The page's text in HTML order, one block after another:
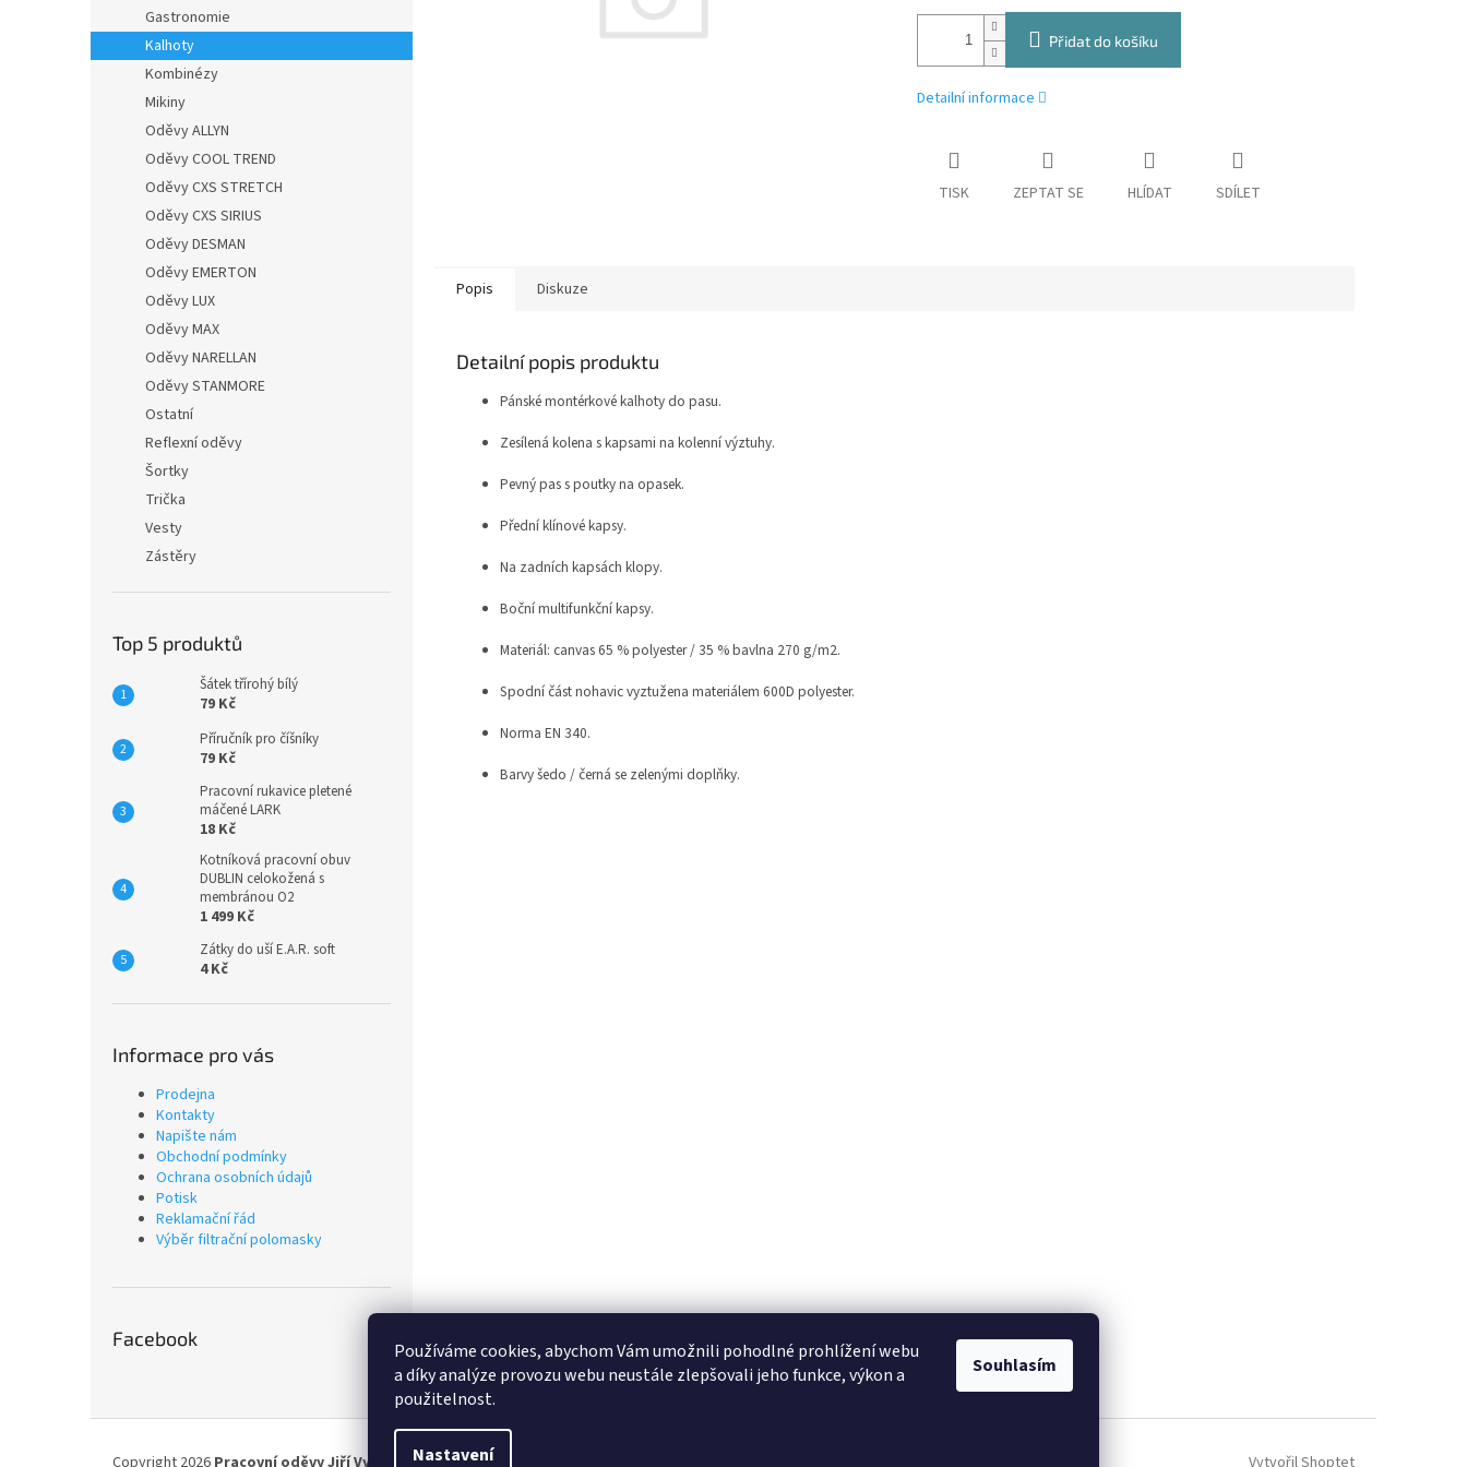
Používáme cookies, abychom Vám umožnili pohodlné prohlížení webu
a díky analýze provozu webu neustále zlepšovali jeho funkce, výkon a
použitelnost.
Nastavení
Souhlasím
e
l
Gastronomie
Kalhoty
Kombinézy
Mikiny
Oděvy ALLYN
Oděvy COOL TREND
Oděvy CXS STRETCH
Oděvy CXS SIRIUS
Oděvy DESMAN
Oděvy EMERTON
Oděvy LUX
Oděvy MAX
Oděvy NARELLAN
Oděvy STANMORE
Ostatní
Reflexní oděvy
Šortky
Trička
Vesty
Zástěry
Top 5 produktů
Šátek třírohý bílý
79 Kč
Příručník pro číšníky
79 Kč
Pracovní rukavice pletené
máčené LARK
18 Kč
Kotníková pracovní obuv
DUBLIN celokožená s
membránou O2
1 499 Kč
Zátky do uší E.A.R. soft
4 Kč
Informace pro vás
Prodejna
Kontakty
Napište nám
Obchodní podmínky
Ochrana osobních údajů
Potisk
Reklamační řád
Výběr filtrační polomasky
Facebook
Přidat do košíku
Detailní informace
TISK ZEPTAT SE HLÍDAT SDÍLET
Popis Diskuze
Detailní popis produktu
Pánské montérkové kalhoty do pasu.
Zesílená kolena s kapsami na kolenní výztuhy.
Pevný pas s poutky na opasek.
Přední klínové kapsy.
Na zadních kapsách klopy.
Boční multifunkční kapsy.
Materiál: canvas 65 % polyester / 35 % bavlna 270 g/m2.
Spodní část nohavic vyztužena materiálem 600D polyester.
Norma EN 340.
Barvy šedo / černá se zelenými doplňky.
Vytvořil Shoptet
Copyright 2026 Pracovní oděvy Jiří Vyskočil . Všechna práva vyhrazena.